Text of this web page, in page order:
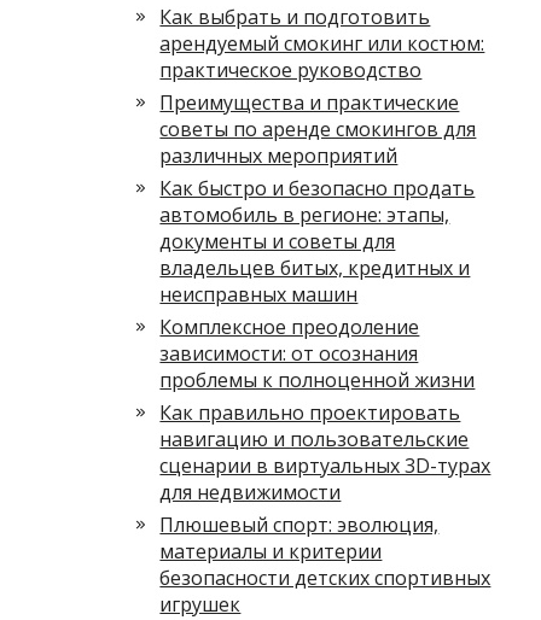
Как выбрать и подготовить
арендуемый смокинг или костюм:
практическое руководство
Преимущества и практические
советы по аренде смокингов для
различных мероприятий
Как быстро и безопасно продать
автомобиль в регионе: этапы,
документы и советы для
владельцев битых, кредитных и
неисправных машин
Комплексное преодоление
зависимости: от осознания
проблемы к полноценной жизни
Как правильно проектировать
навигацию и пользовательские
сценарии в виртуальных 3D-турах
для недвижимости
Плюшевый спорт: эволюция,
материалы и критерии
безопасности детских спортивных
игрушек